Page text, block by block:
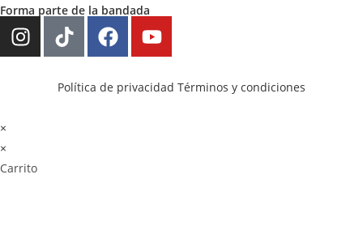
Forma parte de la bandada
Política de privacidad Términos y condiciones
×
×
Carrito